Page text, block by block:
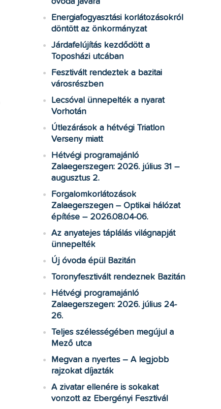
Energiafogyasztási korlátozásokról
döntött az önkormányzat
Járdafelújítás kezdődött a
Toposházi utcában
Fesztivált rendeztek a bazitai
városrészben
Lecsóval ünnepelték a nyarat
Vorhotán
Útlezárások a hétvégi Triatlon
Verseny miatt
Hétvégi programajánló
Zalaegerszegen: 2026. július 31 –
augusztus 2.
Forgalomkorlátozások
Zalaegerszegen – Optikai hálózat
építése – 2026.08.04-06.
Az anyatejes táplálás világnapját
ünnepelték
Új óvoda épül Bazitán
Toronyfesztivált rendeznek Bazitán
Hétvégi programajánló
Zalaegerszegen: 2026. július 24-
26.
Teljes szélességében megújul a
Mező utca
Megvan a nyertes – A legjobb
rajzokat díjazták
A zivatar ellenére is sokakat
vonzott az Ebergényi Fesztivál